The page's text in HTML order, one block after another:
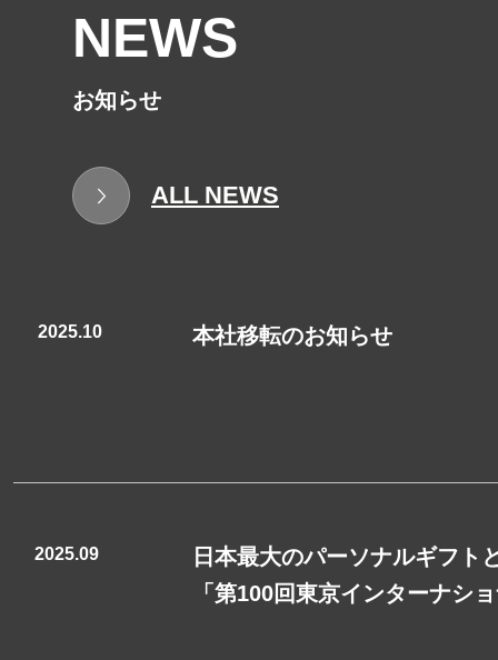
NEWS
​お知らせ
ALL NEWS
2025.10 本社移転のお知らせ
2025.09
日本最大のパーソナルギフト
「第100回東京インターナシ